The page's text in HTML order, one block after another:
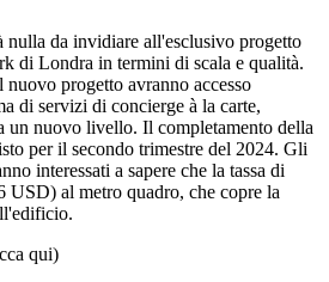
nulla da invidiare all'esclusivo progetto
di Londra in termini di scala e qualità.
progetto avranno accesso
di servizi di concierge à la carte,
un nuovo livello. Il completamento della
per il secondo trimestre del 2024. Gli
interessati a sapere che la tassa di
al metro quadro, che copre la
qui)